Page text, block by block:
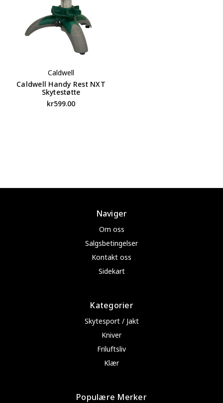
Caldwell
Caldwell Handy Rest NXT
Skytestøtte
kr599.00
Naviger
Om oss
Salgsbetingelser
Kontakt oss
Sidekart
Kategorier
Skytesport / Jakt
Kniver
Friluftsliv
Klær
Populære Merker